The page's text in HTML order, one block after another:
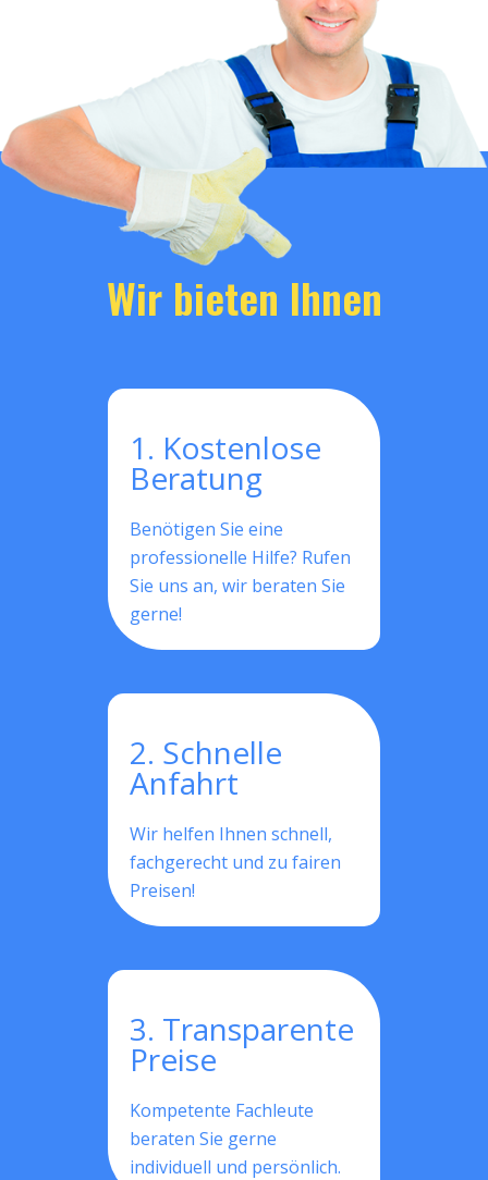
Wir bieten Ihnen
1. Kostenlose
Beratung
Benötigen Sie eine
professionelle Hilfe? Rufen
Sie uns an, wir beraten Sie
gerne!
2. Schnelle
Anfahrt
Wir helfen Ihnen schnell,
fachgerecht und zu fairen
Preisen!
3. Transparente
Preise
Kompetente Fachleute
beraten Sie gerne
individuell und persönlich.